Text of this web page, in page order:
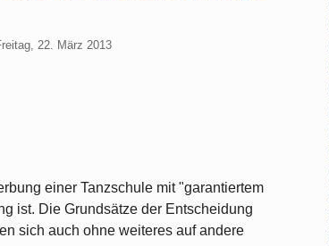
22. März 2013
einer Tanzschule mit "garantiertem
ist. Die Grundsätze der Entscheidung
sich auch ohne weiteres auf andere